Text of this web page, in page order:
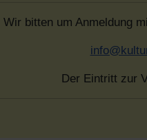
Wir bitten um Anmeldung
Der Eintritt zur